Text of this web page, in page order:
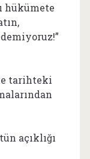
hükümete
tarihteki
açıklığı